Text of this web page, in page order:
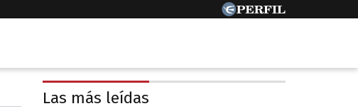
Las más leídas